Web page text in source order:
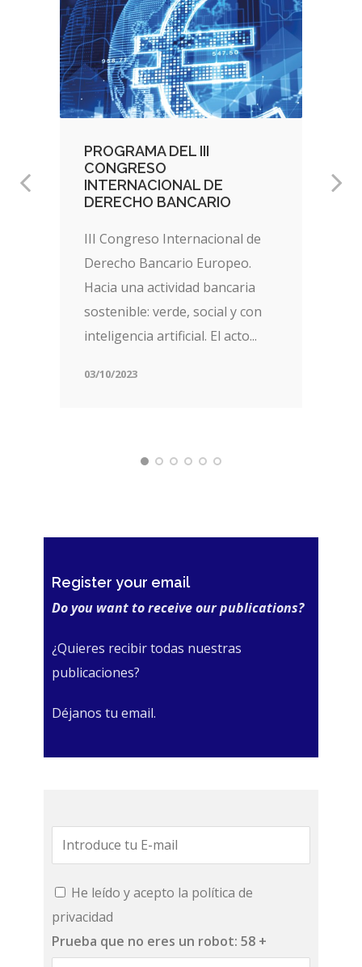
PROGRAMA DEL III
CONGRESO
INTERNACIONAL DE
DERECHO BANCARIO
III Congreso Internacional de
Derecho Bancario Europeo.
Hacia una actividad bancaria
sostenible: verde, social y con
inteligencia artificial. El acto...
03/10/2023
Register your email
Do you want to receive our publications?
¿Quieres recibir todas nuestras
publicaciones?
Déjanos tu email.
He leído y acepto la política de
privacidad
Prueba que no eres un robot:58 +